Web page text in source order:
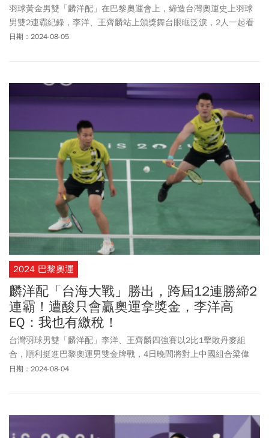
羽球黃金男雙「麟洋配」在巴黎奧運會上，締造台灣奧運史上羽球
男雙2連霸紀錄，李洋、王齊麟站上頒獎舞台眼眶泛淚，2人一起看
著中華奧會會旗慢慢升起，場邊則有觀眾合唱國旗歌，畫面讓台灣
是奧運「最後一舞」，李洋也特別感性，他賽後2次親吻地板，「就
是想和奮鬥這麼久的羽球賽場道別！」他在IG貼出一手拿著金牌，
一手比著五環標誌燦笑的照片，寫下：「最後一舞，這是送給你們
的。」
日期：2024-08-05
2024 巴黎奧運
麟洋配「台海大戰」勝出，跨屆12連勝締2
連霸！遭酸只會贏奧運拿獎金，李洋高
EQ：我也有繳稅！
台灣羽球男雙「麟洋配」李洋、王齊麟四強賽以2比1擊敗丹麥組
合，順利挺進巴黎奧運男雙金牌戰，4日晚間將對上中國組合梁偉
鏗、王昶爭金，力拚奧運二連霸。麟洋配開賽上半局，以11比8進入
終場以總局數2比1勝出，為我國贏得本屆首金，並以跨屆12連勝完
日期：2024-08-04